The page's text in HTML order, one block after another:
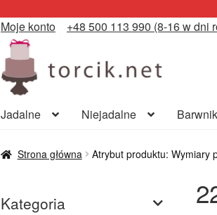
Moje konto
+48 500 113 990 (8-16 w dni
Przejdź
do
nawigacji
Przejdź
do
treści
Jadalne Niejadalne
Strona główna Atrybut produktu: Wymiary
Kategoria